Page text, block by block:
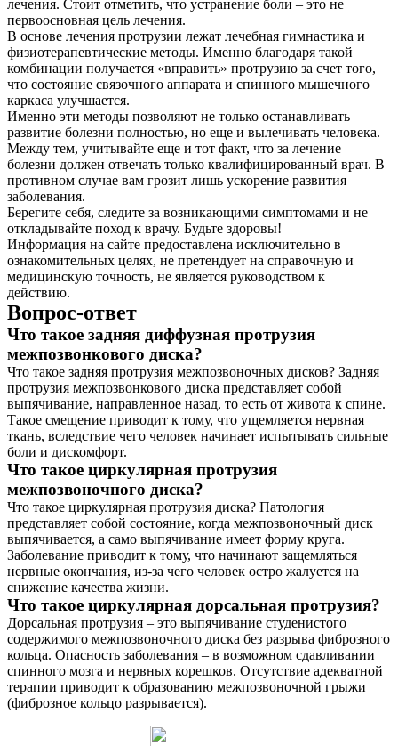
лечения. Стоит отметить, что устранение боли – это не
первоосновная цель лечения.
В основе лечения протрузии лежат лечебная гимнастика и
физиотерапевтические методы. Именно благодаря такой
комбинации получается «вправить» протрузию за счет того,
что состояние связочного аппарата и спинного мышечного
каркаса улучшается.
Именно эти методы позволяют не только останавливать
развитие болезни полностью, но еще и вылечивать человека.
Между тем, учитывайте еще и тот факт, что за лечение
болезни должен отвечать только квалифицированный врач. В
противном случае вам грозит лишь ускорение развития
заболевания.
Берегите себя, следите за возникающими симптомами и не
откладывайте поход к врачу. Будьте здоровы!
Информация на сайте предоставлена исключительно в
ознакомительных целях, не претендует на справочную и
медицинскую точность, не является руководством к
действию.
Вопрос-ответ
Что такое задняя диффузная протрузия
межпозвонкового диска?
Что такое задняя протрузия межпозвоночных дисков? Задняя
протрузия межпозвонкового диска представляет собой
выпячивание, направленное назад, то есть от живота к спине.
Такое смещение приводит к тому, что ущемляется нервная
ткань, вследствие чего человек начинает испытывать сильные
боли и дискомфорт.
Что такое циркулярная протрузия
межпозвоночного диска?
Что такое циркулярная протрузия диска? Патология
представляет собой состояние, когда межпозвоночный диск
выпячивается, а само выпячивание имеет форму круга.
Заболевание приводит к тому, что начинают защемляться
нервные окончания, из-за чего человек остро жалуется на
снижение качества жизни.
Что такое циркулярная дорсальная протрузия?
Дорсальная протрузия – это выпячивание студенистого
содержимого межпозвоночного диска без разрыва фиброзного
кольца. Опасность заболевания – в возможном сдавливании
спинного мозга и нервных корешков. Отсутствие адекватной
терапии приводит к образованию межпозвоночной грыжи
(фиброзное кольцо разрывается).